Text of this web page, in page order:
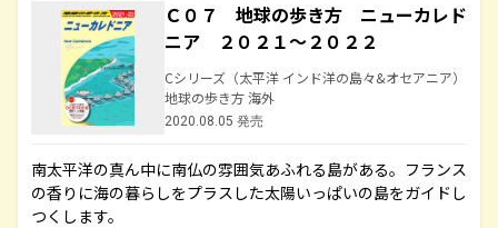
Ｃ０７ 地球の歩き方 ニューカレド
ニア ２０２１～２０２２
Cシリーズ（太平洋 インド洋の島々&オセアニア）
地球の歩き方 海外
2020.08.05 発売
南太平洋の真ん中に南仏の雰囲気あふれる島がある。フランス
の香りに海の暮らしをプラスした太陽いっぱいの島をガイドし
つくします。